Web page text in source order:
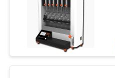
प्रयोगशाला